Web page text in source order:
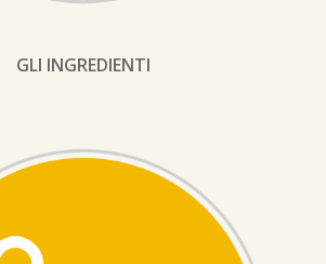
GLI INGREDIENTI